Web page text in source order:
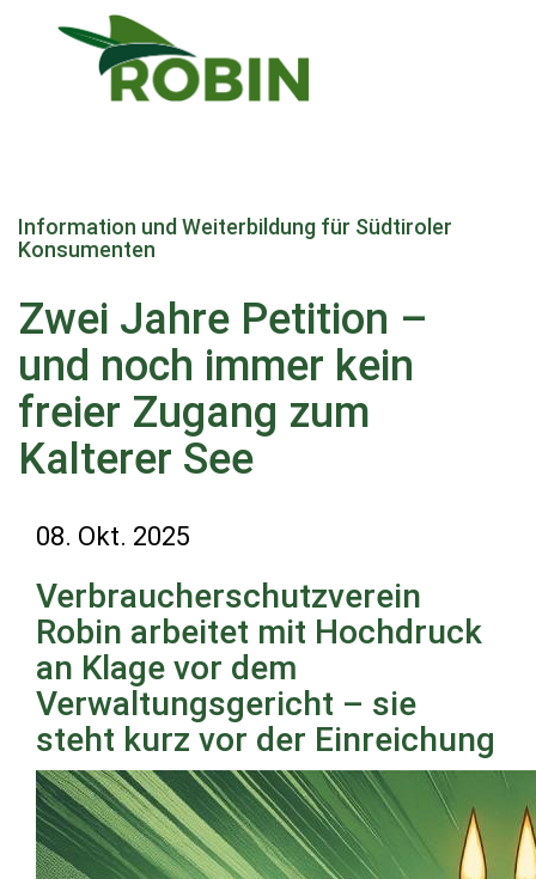
zum
Inhalt
Information und Weiterbildung für Südtiroler
Konsumenten
Zwei Jahre Petition –
und noch immer kein
freier Zugang zum
Kalterer See
08. Okt. 2025
Verbraucherschutzverein
Robin arbeitet mit Hochdruck
an Klage vor dem
Verwaltungsgericht – sie
steht kurz vor der Einreichung